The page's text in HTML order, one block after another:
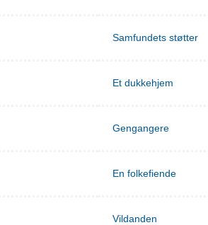
Samfundets støtter
Et dukkehjem
Gengangere
En folkefiende
Vildanden